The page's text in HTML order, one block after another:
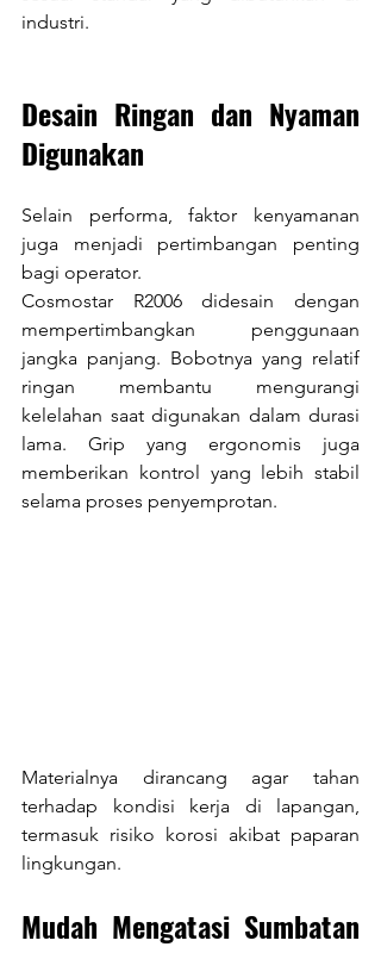
industri.
Desain Ringan dan Nyaman
Digunakan
Selain performa, faktor kenyamanan
juga menjadi pertimbangan penting
bagi operator.
Cosmostar R2006 didesain dengan
mempertimbangkan penggunaan
jangka panjang. Bobotnya yang relatif
ringan membantu mengurangi
kelelahan saat digunakan dalam durasi
lama. Grip yang ergonomis juga
memberikan kontrol yang lebih stabil
selama proses penyemprotan.
Materialnya dirancang agar tahan
terhadap kondisi kerja di lapangan,
termasuk risiko korosi akibat paparan
lingkungan.
Mudah Mengatasi Sumbatan